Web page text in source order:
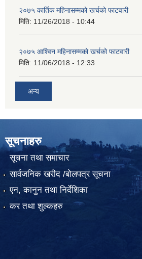
२०७५ कार्तिक महिनासम्मको खर्चको फाटवारी
मिति: 11/26/2018 - 10:44
२०७५ आश्विन महिनासम्मको खर्चको फाटवारी
मिति: 11/06/2018 - 12:33
अन्य
सूचनाहरु
सूचना तथा समाचार
सार्वजनिक खरीद /बोलपत्र सूचना
एन, कानुन तथा निर्देशिका
कर तथा शुल्कहरु